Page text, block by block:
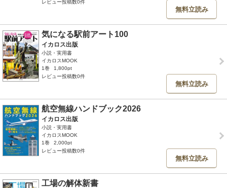
レビュー投稿数0件
無料立読み
気になる駅前アート100
イカロス出版
小説・実用書
イカロスMOOK
1巻
1,800pt
レビュー投稿数0件
無料立読み
航空無線ハンドブック2026
イカロス出版
小説・実用書
イカロスMOOK
1巻
2,000pt
レビュー投稿数0件
無料立読み
工場の解体新書